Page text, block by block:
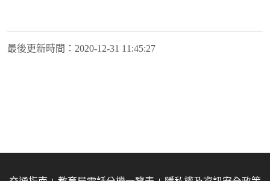
最後更新時間： 2020-12-31 11:45:27